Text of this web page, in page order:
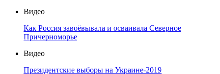
Видео
Как Россия завоёвывала и осваивала Северное
Причерноморье
Видео
Президентские выборы на Украине-2019